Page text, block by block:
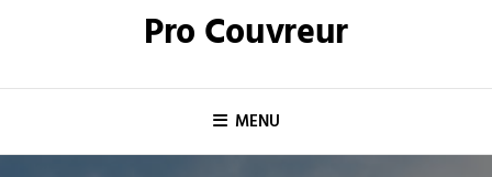
Pro Couvreur
MENU